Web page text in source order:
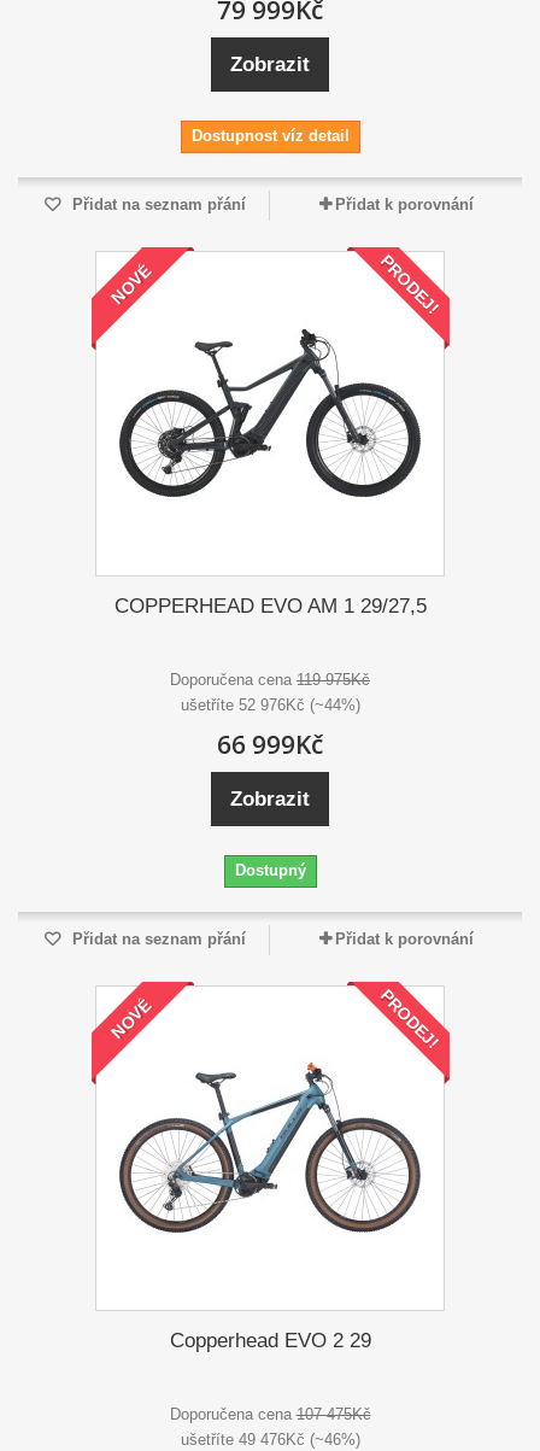
79 999Kč
Zobrazit
Dostupnost víz detail
Přidat na seznam přání Přidat k porovnání
NOVÉ PRODEJ!
COPPERHEAD EVO AM 1 29/27,5
Doporučena cena 119 975Kč
ušetříte 52 976Kč (~44%)
66 999Kč
Zobrazit
Dostupný
Přidat na seznam přání Přidat k porovnání
NOVÉ PRODEJ!
Copperhead EVO 2 29
Doporučena cena107 475Kč
ušetříte 49 476Kč (~46%)